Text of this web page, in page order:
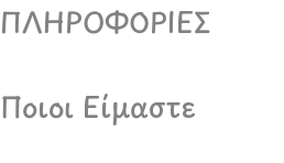
ΠΛΗΡΟΦΟΡΙΕΣ
Ποιοι Είμαστε